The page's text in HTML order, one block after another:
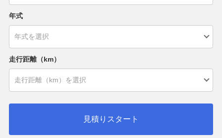
年式
走行距離（km）
見積りスタート